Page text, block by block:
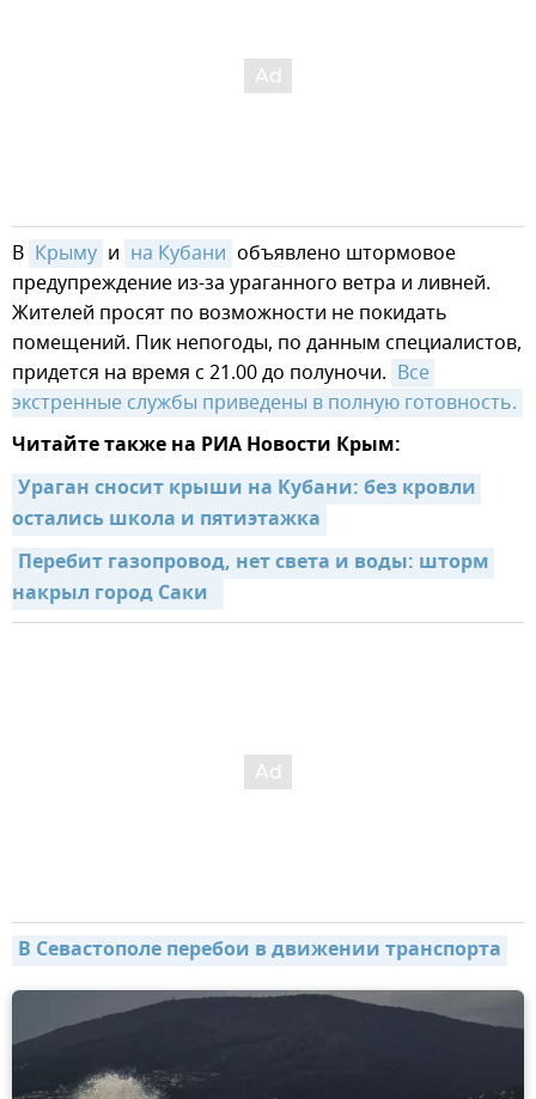
В Крыму и на Кубани объявлено штормовое
предупреждение из-за ураганного ветра и ливней.
Жителей просят по возможности не покидать
помещений. Пик непогоды, по данным специалистов,
придется на время с 21.00 до полуночи. Все
экстренные службы приведены в полную готовность.
Читайте также на РИА Новости Крым:
Ураган сносит крыши на Кубани: без кровли
остались школа и пятиэтажка
Перебит газопровод, нет света и воды: шторм
накрыл город Саки
В Севастополе перебои в движении транспорта